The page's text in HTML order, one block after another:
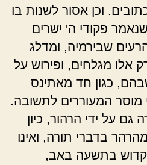
וכן אסור לשנות בו
פקודי ה' ישרים
שבירמיה, ומדלג
אלו מגלחים, ופירוש על
כגון חד מאתינס
מוסר המעוררים לתשובה.
גם על ידי הרהור, כיון
בדברי תורה, ואינו
בתשעה באב,